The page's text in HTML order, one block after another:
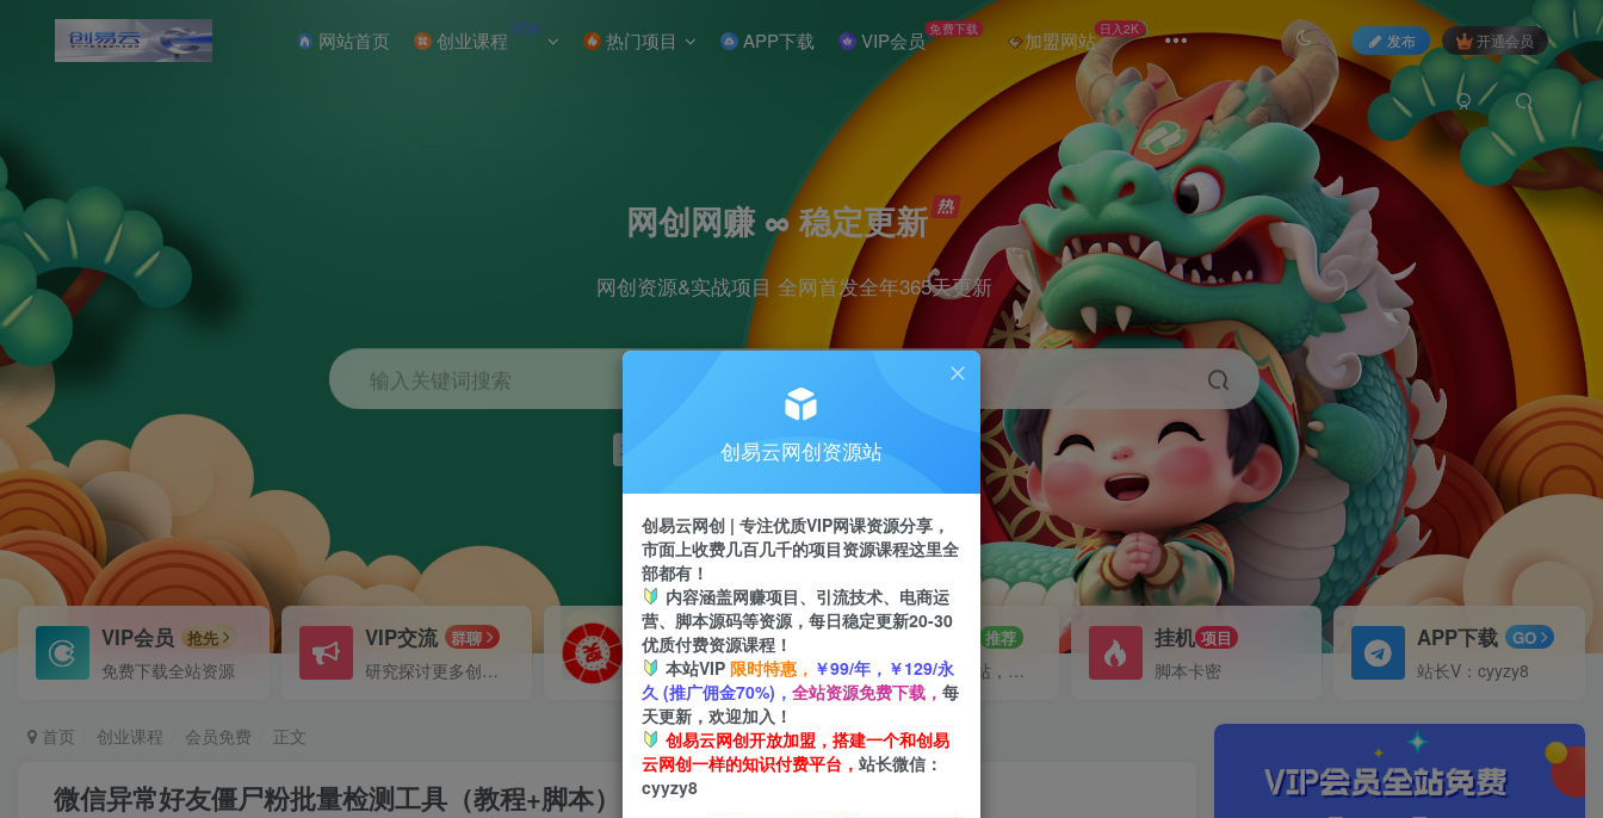
网站首页 创业课程 NEW 热门项目 APP下载 VIP会员 免费下载 加盟网站 日入2K
发布 开通会员
网创网赚 ∞ 稳定更新
网创资源&实战项目 全网首发全年365天更新
输入关键词搜索
项目 引流 短视频 剪辑
VIP会员 抢先
免费下载全站资源
VIP交流 群聊
研究探讨更多创业项目路子。
VIP推广
70%分佣
会员专属推广链接
招募站长 推荐
搭建同款网站，自己当老板
挂机 项目
脚本卡密
APP下载 GO
站长V：cyyzy8
首页 创业课程 会员免费 正文
微信异常好友僵尸粉批量检测工具（教程+脚本）
创易云网创资源站
创易云网创 | 专注优质VIP网课资源分享，
市面上收费几百几千的项目资源课程这里全
部都有！
内容涵盖网赚项目、引流技术、电商运
营、脚本源码等资源，每日稳定更新20-30
优质付费资源课程！
本站VIP 限时特惠， ￥99/年，￥129/永
久 (推广佣金70%)， 全站资源免费下载， 每
天更新，欢迎加入！
创易云网创开放加盟，搭建一个和创易
云网创一样的知识付费平台， 站长微信：
cyyzy8